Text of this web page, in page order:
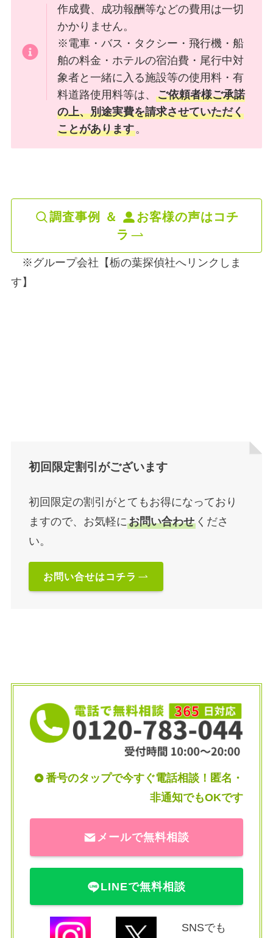
作成費、成功報酬等などの費用は一切
かかりません。
※電車・バス・タクシー・飛行機・船
舶の料金・ホテルの宿泊費・尾行中対
象者と一緒に入る施設等の使用料・有
料道路使用料等は、ご依頼者様ご承諾
の上、別途実費を請求させていただく
ことがあります。
調査事例 ＆
お客様の声はコチ
ラ
※グループ会社【栃の葉探偵社へリンクしま
す 】
初回限定割引がございます
初回限定の割引がとてもお得になっており
ますので、お気軽にお問い合わせくださ
い。
お問い合せはコチラ
番号のタップで今すぐ電話相談！匿名・
非通知でもOKです
メールで無料相談
LINEで無料相談
SNSでも